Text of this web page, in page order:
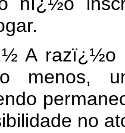
menos,
no